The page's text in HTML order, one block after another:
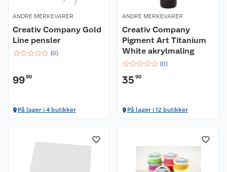
ANDRE MERKEVARER
Creativ Company Gold
Line pensler
☆☆☆☆☆ (0)
9990
På lager i 4 butikker
ANDRE MERKEVARER
Creativ Company
Pigment Art Titanium
White akrylmaling
☆☆☆☆☆ (0)
35 90
På lager i 12 butikker